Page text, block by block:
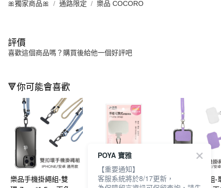
🎀獨家商品🎀 通路限定 樂品 COCORO
評價
喜歡這個商品嗎？購買後給他一個好評吧
🔻你可能會喜歡
樂品手機掛繩組-雙
樂品手機掛繩組-單
樂品手機掛繩組-
POYA 寶雅
【重要通知】
客服系統將於8/17更新，